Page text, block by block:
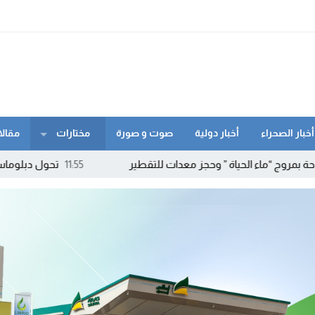
أخبار الصحراء أخبار دولية صوت و صورة مختارات
11:55 تحول دبلوماسي لافت.. ” وحجز معدات للتقطير